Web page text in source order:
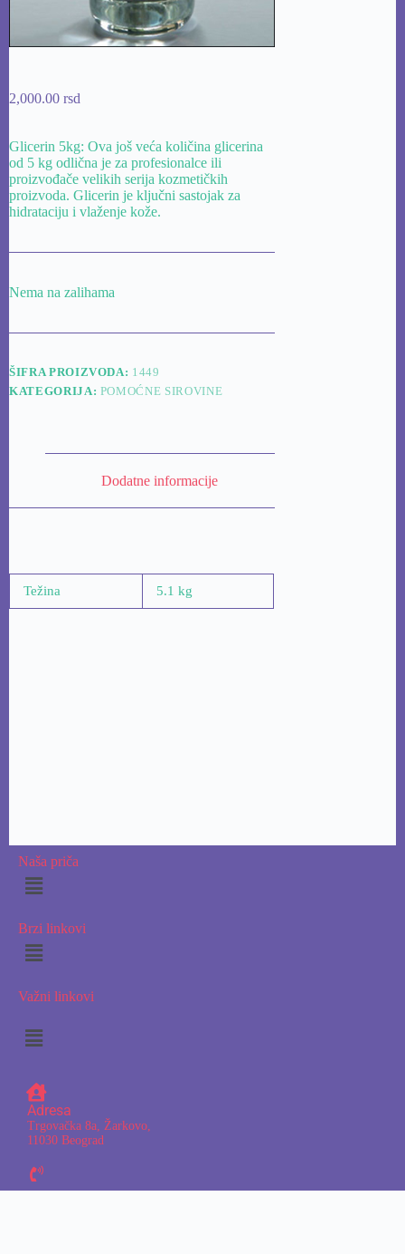
2,000.00 rsd
Glicerin 5kg: Ova još veća količina glicerina
od 5 kg odlična je za profesionalce ili
proizvođače velikih serija kozmetičkih
proizvoda. Glicerin je ključni sastojak za
hidrataciju i vlaženje kože.
Nema na zalihama
ŠIFRA PROIZVODA: 1449
KATEGORIJA: POMOĆNE SIROVINE
Dodatne informacije
Težina 5.1 kg
Naša priča
Brzi linkovi
Važni linkovi
Adresa
Trgovačka 8a, Žarkovo,
11030 Beograd
Telefon